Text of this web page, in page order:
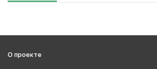
О проекте